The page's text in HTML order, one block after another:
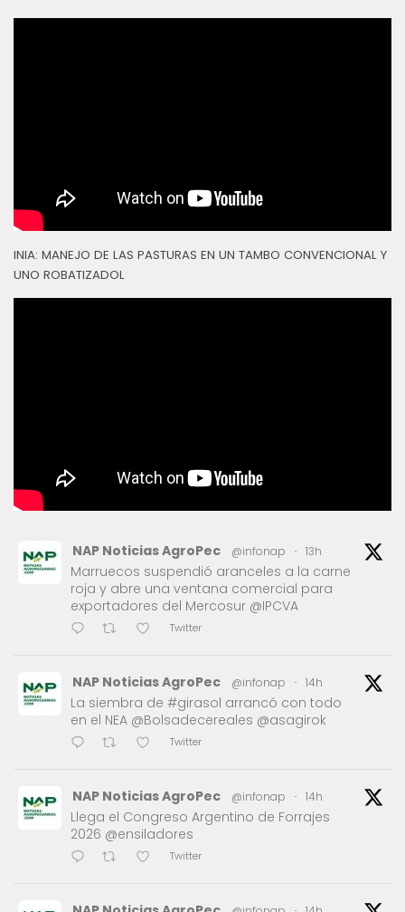
INIA: MANEJO DE LAS PASTURAS EN UN TAMBO CONVENCIONAL Y
UNO ROBATIZADOL
NAP Noticias AgroPec @infonap · 13h
Marruecos suspendió aranceles a la carne
roja y abre una ventana comercial para
exportadores del Mercosur @IPCVA
Twitter
NAP Noticias AgroPec @infonap · 14h
La siembra de #girasol arrancó con todo
en el NEA @Bolsadecereales @asagirok
Twitter
NAP Noticias AgroPec @infonap · 14h
Llega el Congreso Argentino de Forrajes
2026 @ensiladores
Twitter